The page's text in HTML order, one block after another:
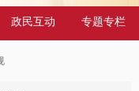
政民互动 专题专栏